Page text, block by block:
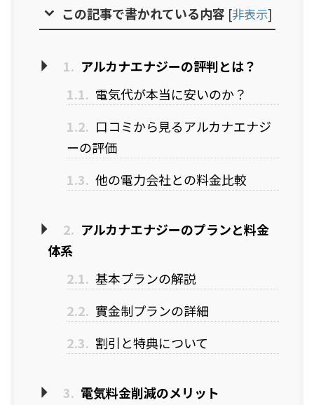
この記事で書かれている内容 [非表示]
1. アルカナエナジーの評判とは？
1.1. 電気代が本当に安いのか？
1.2. 口コミから見るアルカナエナジ
ーの評価
1.3. 他の電力会社との料金比較
2. アルカナエナジーのプランと料金
体系
2.1. 基本プランの解説
2.2. 實金制プランの詳細
2.3. 割引と特典について
3. 電気料金削減のメリット